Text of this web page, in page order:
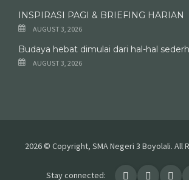
INSPIRASI PAGI & BRIEFING HARIAN
AUGUST 3, 2026
Budaya hebat dimulai dari hal-hal
AUGUST 3, 2026
2026 © Copyright, SMA Negeri 3 Boyolali. All
Stay connected: